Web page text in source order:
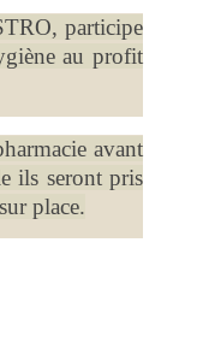
participe
au profit
avant
ils seront pris
place.